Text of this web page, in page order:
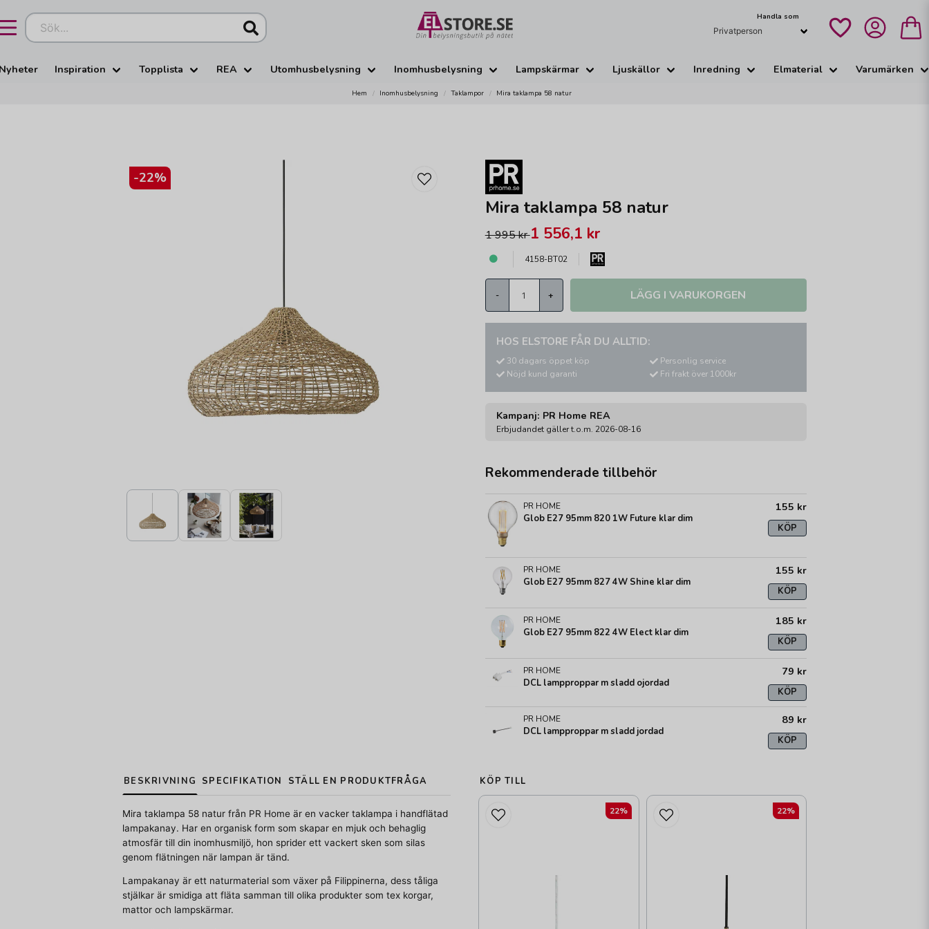
Sök... Handla som
Inspiration Topplista REA Utomhusbelysning Inomhusbelysning Lampskärmar Ljuskällor Inredning Elmaterial Varumärken
Hem Inomhusbelysning Taklampor Mira taklampa 58 natur
-22%
Mira taklampa 58 natur
1 995 kr1 556,1 kr
4158-BT02
- + LÄGG I VARUKORGEN
HOS ELSTORE FÅR DU ALLTID:
30 dagars öppet köp
Nöjd kund garanti
Personlig service
Fri frakt över 1000kr
Kampanj: PR Home REA
Erbjudandet gäller t.o.m. 2026-08-16
Rekommenderade tillbehör
PR HOME
Glob E27 95mm 820 1W Future klar dim
155 kr
KÖP
PR HOME
Glob E27 95mm 827 4W Shine klar dim
155 kr
KÖP
PR HOME
Glob E27 95mm 822 4W Elect klar dim
185 kr
KÖP
PR HOME
DCL lampproppar m sladd ojordad
79 kr
KÖP
PR HOME
DCL lampproppar m sladd jordad
89 kr
KÖP
BESKRIVNING SPECIFIKATION STÄLL EN PRODUKTFRÅGA
Mira taklampa 58 natur från PR Home är en vacker taklampa i handflätad
lampakanay. Har en organisk form som skapar en mjuk och behaglig
atmosfär till din inomhusmiljö, hon sprider ett vackert sken som silas
genom flätningen när lampan är tänd.
Lampakanay är ett naturmaterial som växer på Filippinerna, dess tåliga
stjälkar är smidiga att fläta samman till olika produkter som tex korgar,
mattor och lampskärmar.
KÖP TILL
22% 22%